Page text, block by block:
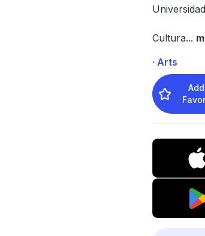
Cultura...
· Arts